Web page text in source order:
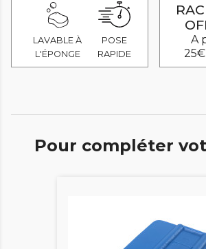
LAVABLE À
L'ÉPONGE
POSE
RAPIDE
A
Pour compléter